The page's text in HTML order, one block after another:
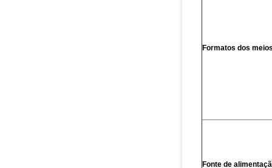
Formatos dos
Fonte de